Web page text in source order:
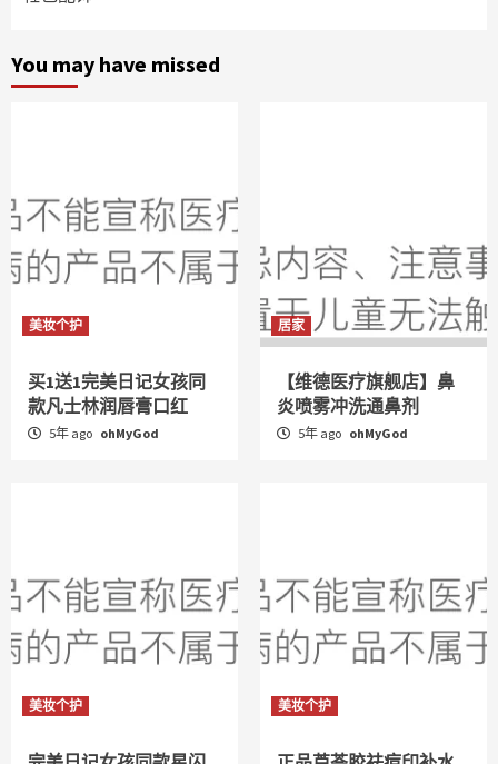
You may have missed
美妆个护
买1送1完美日记女孩同
款凡士林润唇膏口红
5年 ago ohMyGod
居家
【维德医疗旗舰店】鼻
炎喷雾冲洗通鼻剂
5年 ago ohMyGod
美妆个护 美妆个护